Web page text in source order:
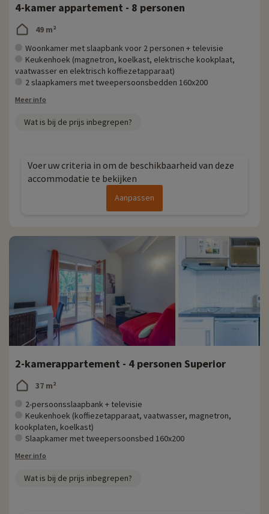
4-kamer appartement - 8 personen
49 m²
Woonkamer met slaapbank voor 2 personen + televisie
Keukenhoek (magnetron, koelkast, elektrische kookplaat,
vaatwasser en elektrisch koffiezetapparaat)
2 slaapkamers met tweepersoonsbedden 160x200
Meer info
Wat is bij de prijs inbegrepen?
Voer uw criteria in om de beschikbaarheid van deze
accommodatie te bekijken
Aanpassen
2-kamerappartement - 4 personen Superior
37 m²
2-persoonsslaapbank + televisie
Keukenhoek (koffiezetapparaat, vaatwasser, magnetron,
kookplaten, koelkast)
Slaapkamer met tweepersoonsbed 160x200
Meer info
Wat is bij de prijs inbegrepen?